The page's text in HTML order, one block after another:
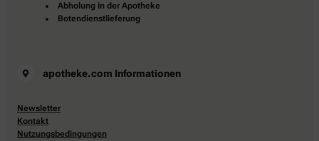
Abholung in der Apotheke
Botendienstlieferung
apotheke.com Informationen
Newsletter
Kontakt
Nutzungsbedingungen